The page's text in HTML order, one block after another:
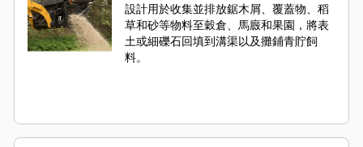
設計用於收集並排放鋸木屑、覆蓋物、稻
草和砂等物料至穀倉、馬廄和果園，將表
土或細礫石回填到溝渠以及攤鋪青貯飼
料。